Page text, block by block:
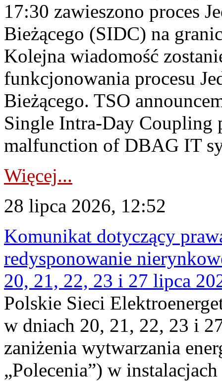
17:30 zawieszono proces
Bieżącego (SIDC) na
Kolejna wiadomość
funkcjonowania procesu
Bieżącego. TSO
Single Intra-Day Coupling
malfunction of DBAG IT
Więcej...
28 lipca 2026, 12:52
Komunikat dotyczący
redysponowanie
20, 21, 22, 23 i 27 lipca
Polskie Sieci
w dniach 20, 21, 22, 23 i
zaniżenia wytwarzania
„Polecenia”) w